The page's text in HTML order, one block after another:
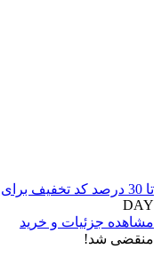
تا 30 درصد کد تخفیف برای خرید دوم از سی بوک
DAY
مشاهده جزئیات و خرید
منقضی شد!